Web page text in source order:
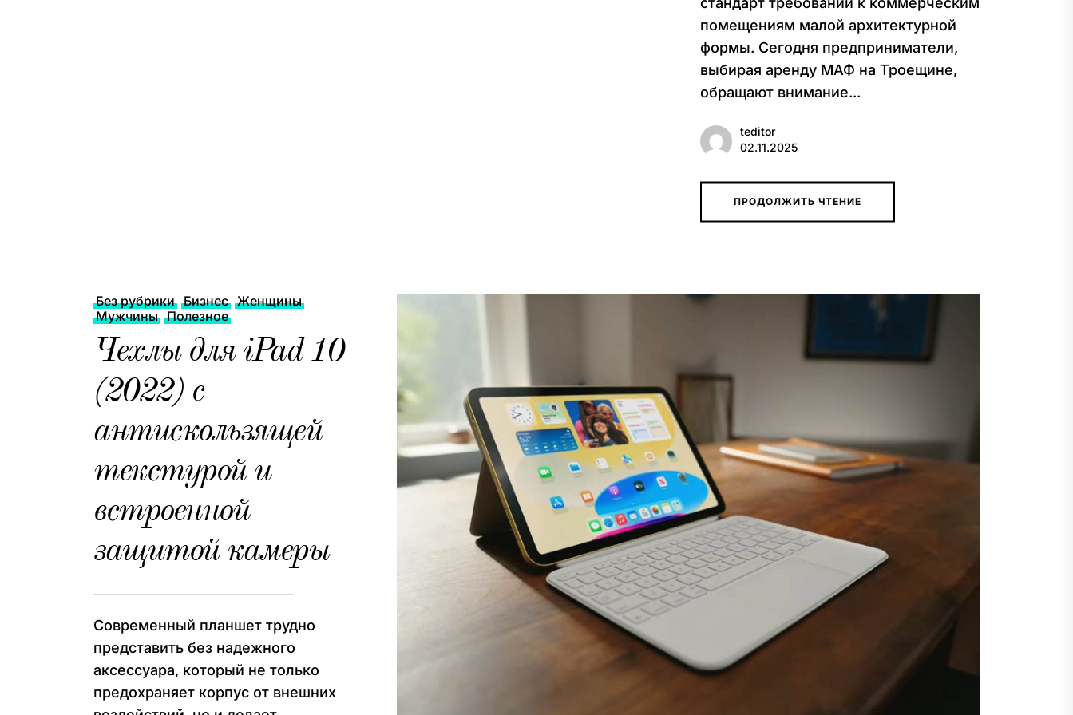
помещениям малой архитектурной
формы. Сегодня предприниматели,
выбирая аренду МАФ на Троещине,
обращают внимание...
teditor
02.11.2025
ПРОДОЛЖИТЬ ЧТЕНИЕ
Без рубрики Бизнес Женщины
Мужчины Полезное
Чехлы для iPad 10
(2022) с
антискользящей
текстурой и
встроенной
защитой камеры
Современный планшет трудно
представить без надежного
аксессуара, который не только
предохраняет корпус от внешних